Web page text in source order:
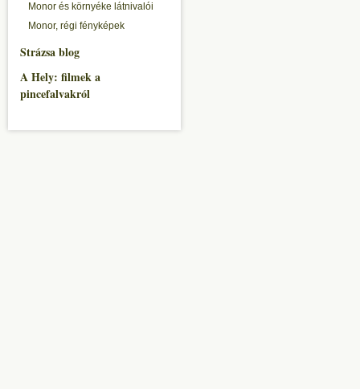
Monor és környéke látnivalói
Monor, régi fényképek
Strázsa blog
A Hely: filmek a
pincefalvakról